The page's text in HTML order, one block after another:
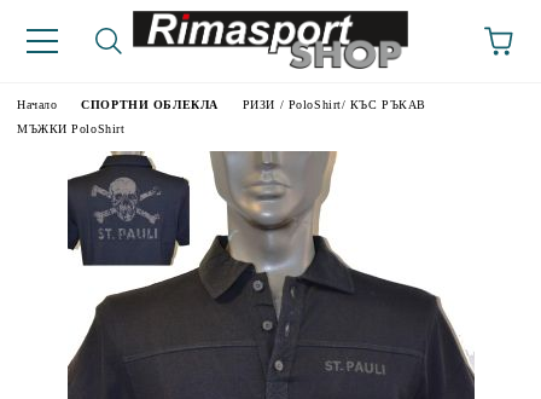
Начало СПОРТНИ ОБЛЕКЛА
РИЗИ / PoloShirt/ КЪС РЪКАВ
МЪЖКИ PoloShirt